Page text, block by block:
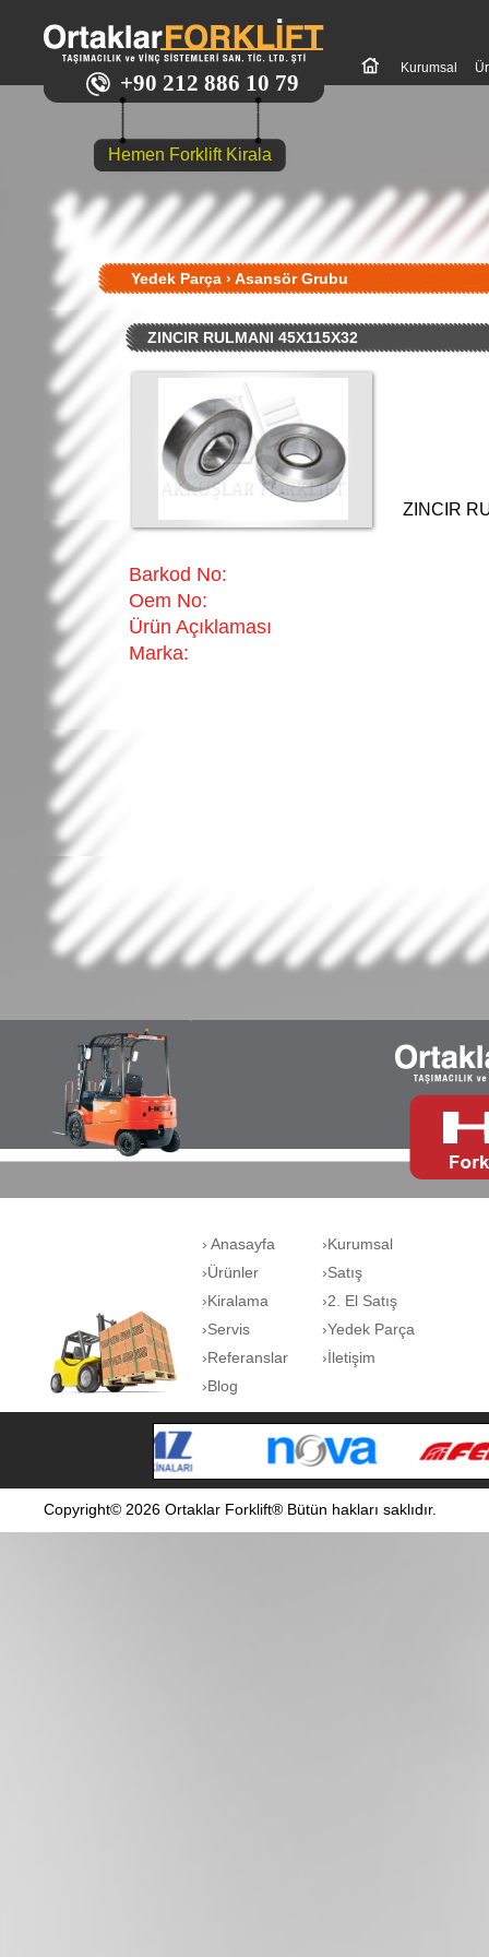
+90 212 886 10 79
Hemen Forklift Kirala
Kurumsal
Yedek Parça › Asansör Grubu
ZINCIR RULMANI 45X115X32
ZINCIR
Barkod No:
Oem No:
Ürün Açıklaması
Marka:
› Anasayfa
›Kurumsal
›Ürünler
›Satış
›Kiralama
›2. El Satış
›Servis
›Yedek Parça
›Referanslar
›İletişim
›Blog
Copyright© 2026 Ortaklar Forklift® Bütün hakları saklıdır.